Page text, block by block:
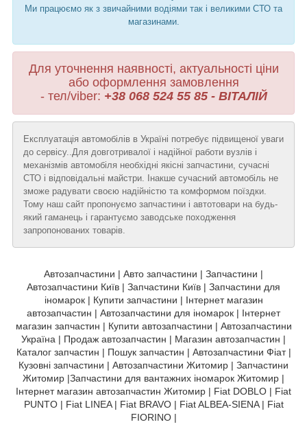
Ми працюємо як з звичайними водіями так і великими СТО та
магазинами.
Для уточнення наявності, актуальності ціни
або оформлення замовлення
- тел/viber: +38 068 524 55 85 - ВІТАЛІЙ
Експлуатація автомобілів в Україні потребує підвищеної уваги
до сервісу..Для довготривалої і надійної работи вузлів і
механізмів автомобіля необхідні якісні запчастини, сучасні
СТО і відповідальні майстри. Інакше сучасний автомобіль не
зможе радувати своєю надійністю та комформом поїздки.
Тому наш сайт пропонуємо запчастини і автотовари на будь-
який гаманець і гарантуємо заводське походження
запропонованих товарів.
Автозапчастини | Авто запчастини | Запчастини |
Автозапчастини Київ | Запчастини Київ | Запчастини для
іномарок | Купити запчастини | Інтернет магазин
автозапчастин | Автозапчастини для іномарок | Інтернет
магазин запчастин | Купити автозапчастини | Автозапчастини
Україна | Продаж автозапчастин | Магазин автозапчастин |
Каталог запчастин | Пошук запчастин | Автозапчастини Фіат |
Кузовні запчастини | Автозапчастини Житомир | Запчастини
Житомир |Запчастини для вантажних іномарок Житомир |
Інтернет магазин автозапчастин Житомир | Fiat DOBLO | Fiat
PUNTO | Fiat LINEA | Fiat BRAVO | Fiat ALBEA-SIENA | Fiat
FIORINO |